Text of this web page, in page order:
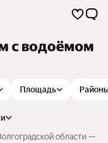
с водоёмом
Площадь
области —